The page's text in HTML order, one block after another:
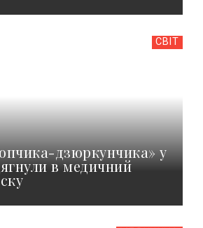
СВІТ
дзюркунчика» у
в медичний